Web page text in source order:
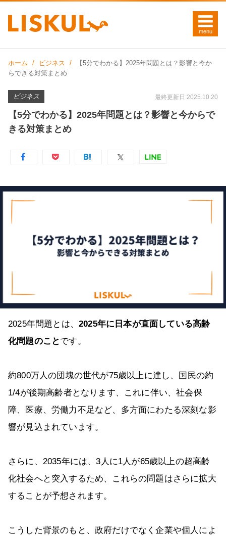
ホーム ビジネス
【5分でわかる】2025年問題とは？影響と今か
らできる対策まとめ
ビジネス 最終更新日:2025.10.20
【5分でわかる】2025年問題とは？影響と今からで
きる対策まとめ
2025年問題とは、 2025年に日本が直面している高齢
化問題のことです。
約800万人の団塊の世代が75歳以上に達し、国民の約
1/4が後期高齢者となります、これに伴い、社会保
障、医療、労働力不足など、多方面にわたる深刻な影
響が見込まれています。
さらに、2035年には、3人に1人が65歳以上の超高齢
化社会へと突入するため、これらの問題はさらに拡大
することが予想されます。
こうした背景のもと、政府だけでなく企業や個人によ